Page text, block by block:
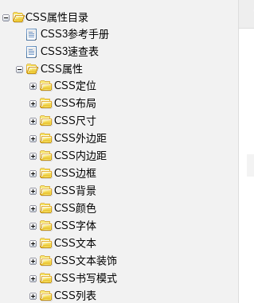
CSS属性目录
CSS3参考手册
CSS3速查表
CSS属性
CSS定位
CSS布局
CSS尺寸
CSS外边距
CSS内边距
CSS边框
CSS背景
CSS颜色
CSS字体
CSS文本
CSS文本装饰
CSS书写模式
CSS列表